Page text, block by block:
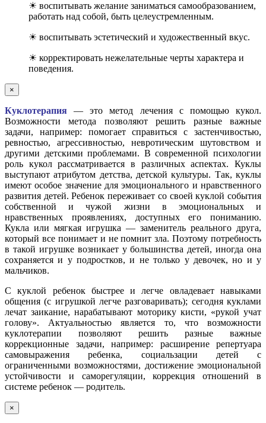
☀ воспитывать желание заниматься самообразованием,
работать над собой, быть целеустремленным.
☀ воспитывать эстетический и художественный вкус.
☀ корректировать нежелательные черты характера и
поведения.
×
Куклотерапия — это метод лечения с помощью кукол.
Возможности метода позволяют решить разные важные
задачи, например: помогает справиться с застенчивостью,
ревностью, агрессивностью, невротическим шутовством и
другими детскими проблемами. В современной психологии
роль кукол рассматривается в различных аспектах. Куклы
выступают атрибутом детства, детской культуры. Так, куклы
имеют особое значение для эмоционального и нравственного
развития детей. Ребенок переживает со своей куклой события
собственной и чужой жизни в эмоциональных и
нравственных проявлениях, доступных его пониманию.
Кукла или мягкая игрушка — заменитель реального друга,
который все понимает и не помнит зла. Поэтому потребность
в такой игрушке возникает у большинства детей, иногда она
сохраняется и у подростков, и не только у девочек, но и у
мальчиков.
С куклой ребенок быстрее и легче овладевает навыками
общения (с игрушкой легче разговаривать); сегодня куклами
лечат заикание, нарабатывают моторику кисти, «рукой учат
голову». Актуальностью является то, что возможности
куклотерапии позволяют решить разные важные
коррекционные задачи, например: расширение репертуара
самовыражения ребенка, социальзации детей с
ограниченными возможностями, достижение эмоциональной
устойчивости и саморегуляции, коррекция отношений в
системе ребенок — родитель.
×